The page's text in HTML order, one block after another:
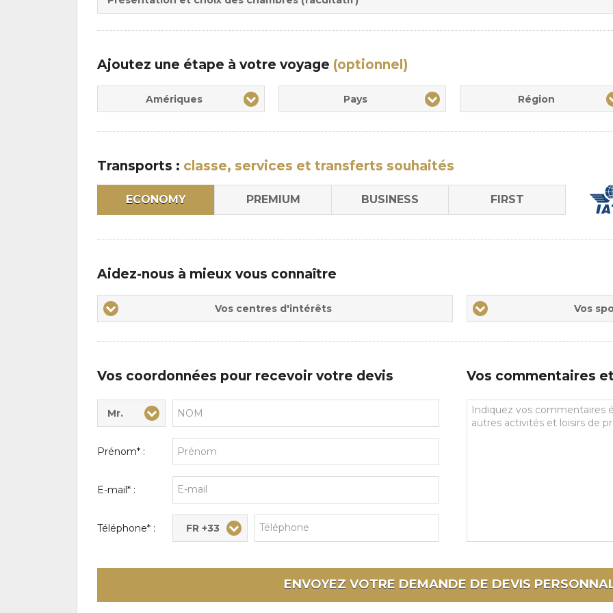
:
Ajoutez une étape à votre voyage (optionnel)
Amériques Pays Région
Transports : classe, services et transferts souhaités
ECONOMY PREMIUM BUSINESS FIRST
Aidez-nous à mieux vous connaître
Vos
centres
Vos centres d'intérêts
Vos
sports
Vos
Vos coordonnées pour recevoir votre devis
Civilité* :
Mr.
Nom* :
Prénom* :
E-mail* :
Téléphone* : FR +33
Vos commentaires
Vos
commentaires
ENVOYEZ VOTRE DEMANDE DE DEVIS